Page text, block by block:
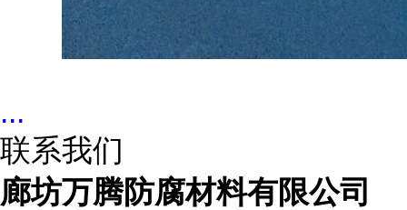
...
联系我们
廊坊万腾防腐材料有限公司